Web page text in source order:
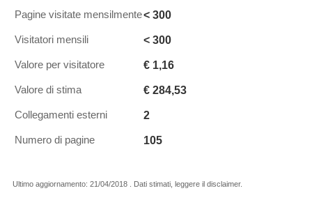
Pagine visitate mensilmente< 300
Visitatori mensili < 300
Valore per visitatore € 1,16
Valore di stima € 284,53
Collegamenti esterni 2
Numero di pagine 105
Ultimo aggiornamento: 21/04/2018 . Dati stimati, leggere il disclaimer.